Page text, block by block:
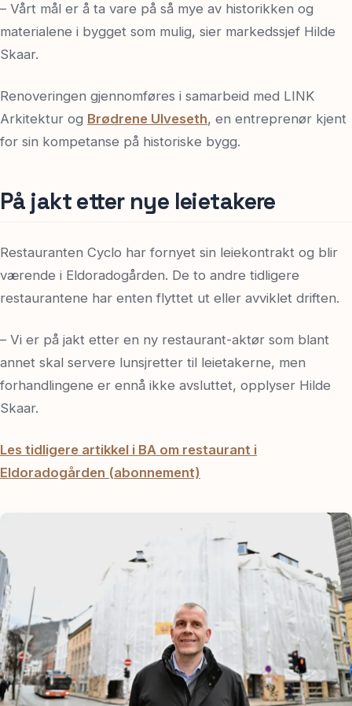
– Vårt mål er å ta vare på så mye av historikken og
materialene i bygget som mulig, sier markedssjef Hilde
Skaar.
Renoveringen gjennomføres i samarbeid med LINK
Arkitektur og Brødrene Ulveseth, en entreprenør kjent
for sin kompetanse på historiske bygg.
På jakt etter nye leietakere
Restauranten Cyclo har fornyet sin leiekontrakt og blir
værende i Eldoradogården. De to andre tidligere
restaurantene har enten flyttet ut eller avviklet driften.
– Vi er på jakt etter en ny restaurant-aktør som blant
annet skal servere lunsjretter til leietakerne, men
forhandlingene er ennå ikke avsluttet, opplyser Hilde
Skaar.
Les tidligere artikkel i BA om restaurant i
Eldoradogården (abonnement)